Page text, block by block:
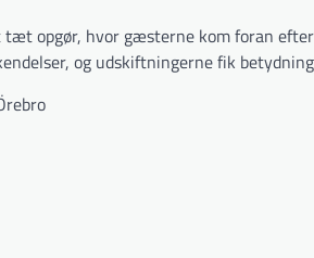
opgør, hvor gæsterne kom foran
og udskiftningerne fik